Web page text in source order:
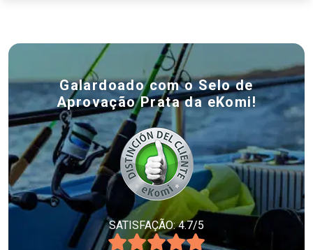
Galardoado com o Selo de
Aprovação Prata da eKomi!
SATISFAÇÃO: 4.7/5